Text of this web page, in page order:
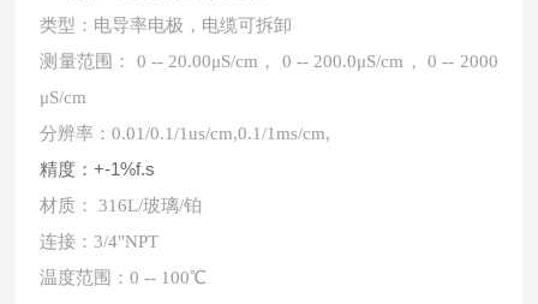
类型：电导率电极，电缆可拆卸
测量范围： 0 -- 20.00μS/cm， 0 -- 200.0μS/cm， 0 -- 2000
μS/cm
分辨率：0.01/0.1/1us/cm,0.1/1ms/cm,
精度：+-1%f.s
材质： 316L/玻璃/铂
连接：3/4"NPT
温度范围：0 -- 100℃